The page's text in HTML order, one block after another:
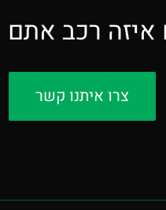
איזה רכב
צרו איתנו קשר